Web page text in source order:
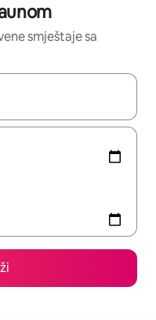
smještaje sa
ćete ih pregledati